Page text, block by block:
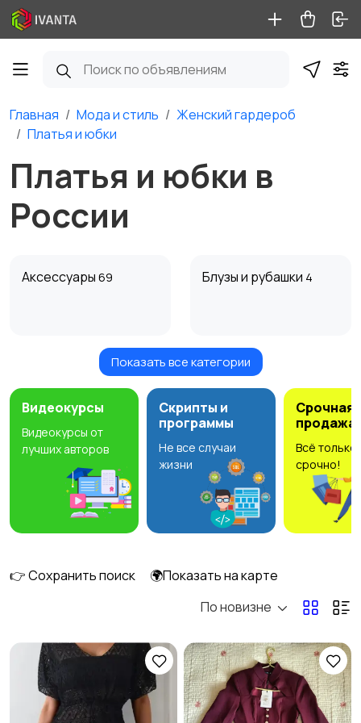
Главная Мода и стиль
Женский гардероб
Платья и юбки
Платья и юбки в
России
Аксессуары 69 Блузы и рубашки 4
Будущим мамам Верхняя одежда
6 Домашняя одежда
Нижнее белье20 Обувь84
Показать все категории
Видеокурсы
Видеокурсы от
лучших авторов
Скрипты и
программы
Не все случаи
жизни
Срочная
продажа
Всё только
срочно!
👉 Сохранить поиск
🌍Показать на карте
По новизне